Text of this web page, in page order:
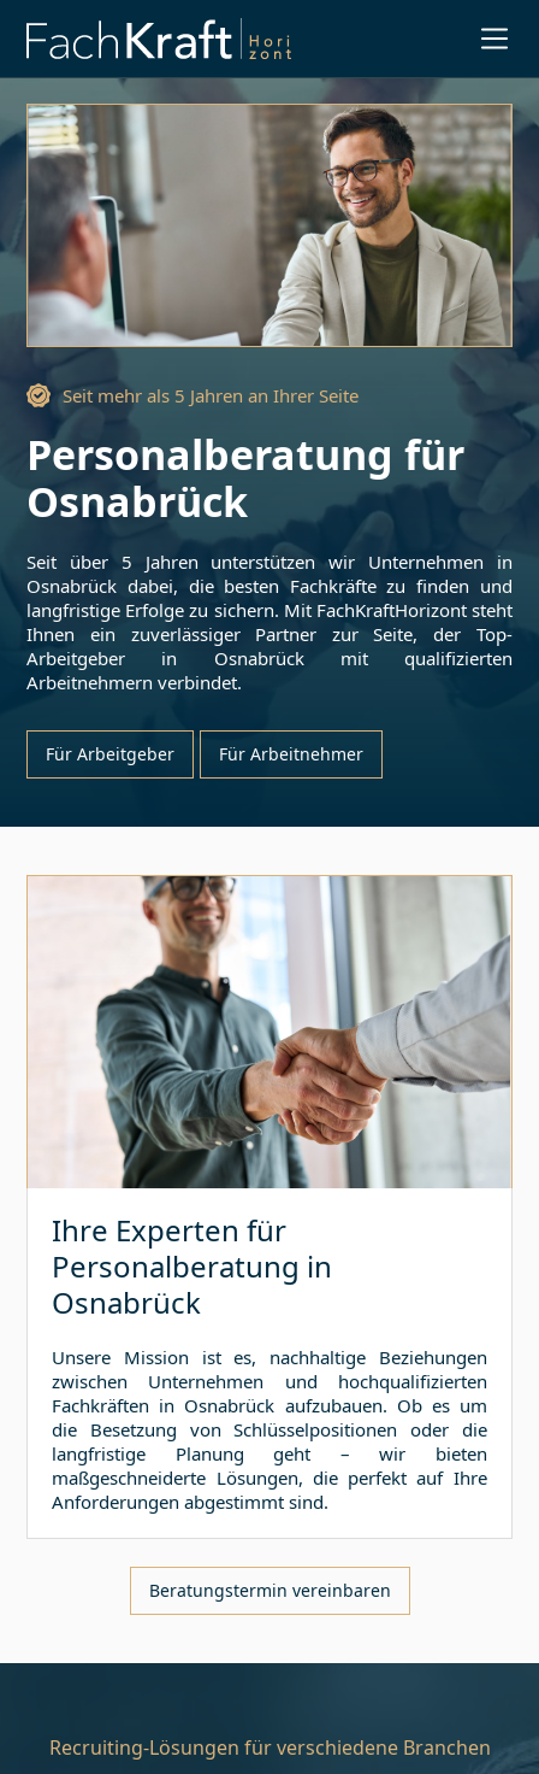
Seit mehr als 5 Jahren an Ihrer Seite
Personalberatung für
Osnabrück
Seit über 5 Jahren unterstützen wir Unternehmen in
Osnabrück dabei, die besten Fachkräfte zu finden und
langfristige Erfolge zu sichern. Mit FachKraftHorizont steht
Ihnen ein zuverlässiger Partner zur Seite, der Top-
Arbeitgeber in Osnabrückmit qualifizierten
Arbeitnehmern verbindet.
Für Arbeitgeber Für Arbeitnehmer
Slide 1 of 3.
Ihre Experten für
Personalberatung in
Osnabrück
Unsere Mission ist es, nachhaltige Beziehungen
zwischen Unternehmen und hochqualifizierten
Fachkräften in Osnabrück aufzubauen. Ob es um
die Besetzung von Schlüsselpositionen oder die
langfristige Planung geht – wir bieten
maßgeschneiderte Lösungen, die perfekt auf Ihre
Anforderungen abgestimmt sind.
Beratungstermin vereinbaren
Recruiting-Lösungen für verschiedene Branchen